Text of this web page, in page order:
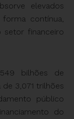
elevados
contínua,
setor financeiro
bilhões de
3,071 trilhões
público
do